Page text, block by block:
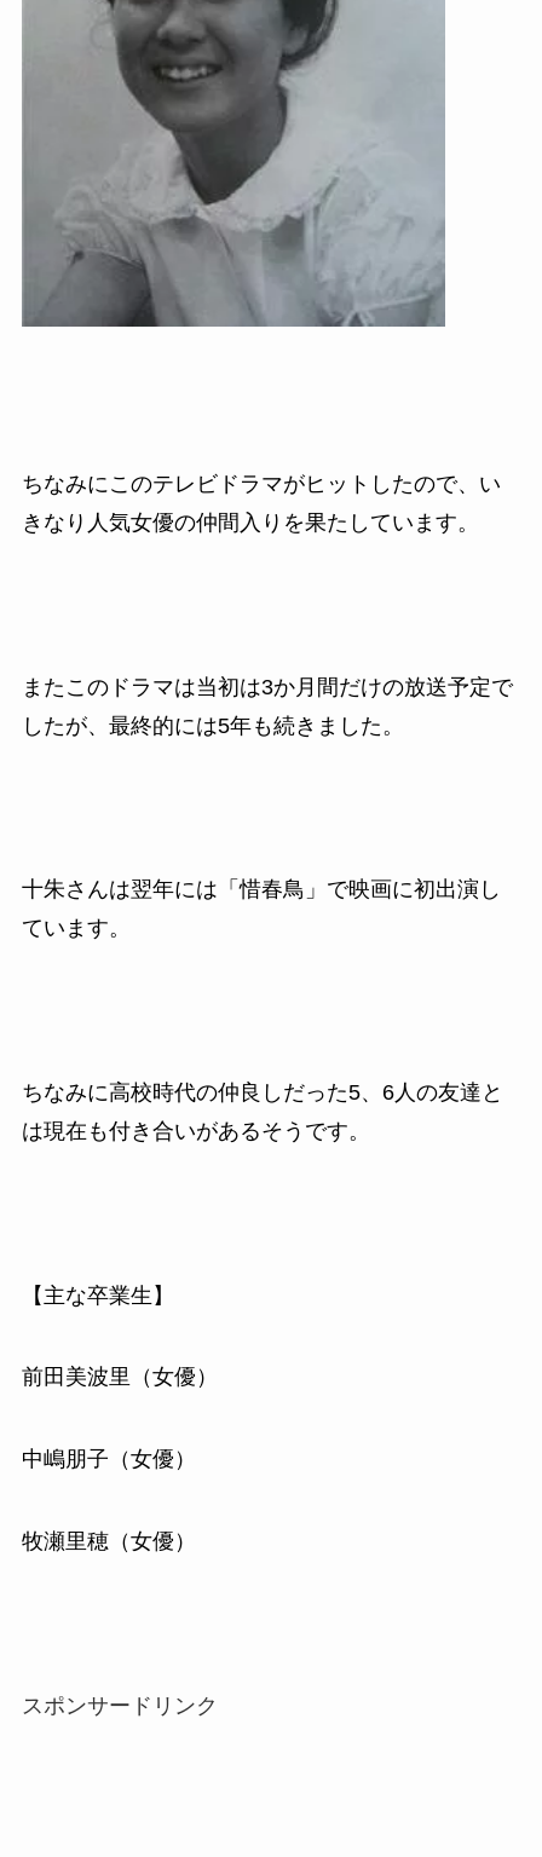
ちなみにこのテレビドラマがヒットしたので、い
きなり人気女優の仲間入りを果たしています。
またこのドラマは当初は3か月間だけの放送予定で
したが、最終的には5年も続きました。
十朱さんは翌年には 「惜春鳥」で映画に初出演し
ています。
ちなみに高校時代の仲良しだった5、6人の友達と
は現在も付き合いがあるそうです。
【主な卒業生】
前田美波里（女優）
中嶋朋子（女優）
牧瀬里穂（女優）
スポンサードリンク